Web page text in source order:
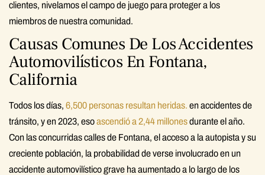
clientes, nivelamos el campo de juego para proteger a los
miembros de nuestra comunidad.
Causas Comunes De Los Accidentes
Automovilísticos En Fontana,
California
Todos los días, 6,500 personas resultan heridas. en accidentes de
tránsito, y en 2023, esoascendió a 2,44 millonesdurante el año.
Con las concurridas calles de Fontana, el acceso a la autopista y su
creciente población, la probabilidad de verse involucrado en un
accidente automovilístico grave ha aumentado a lo largo de los